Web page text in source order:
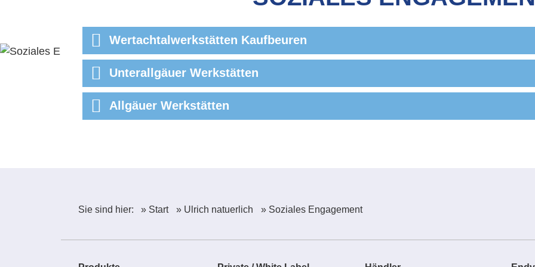
Produkte Private / White Label Händler Endverbraucher
Wertachtalwerkstätten Kaufbeuren
Unterallgäuer Werkstätten
Allgäuer Werkstätten
Sie sind hier: » Start » Ulrich natuerlich » Soziales Engagement